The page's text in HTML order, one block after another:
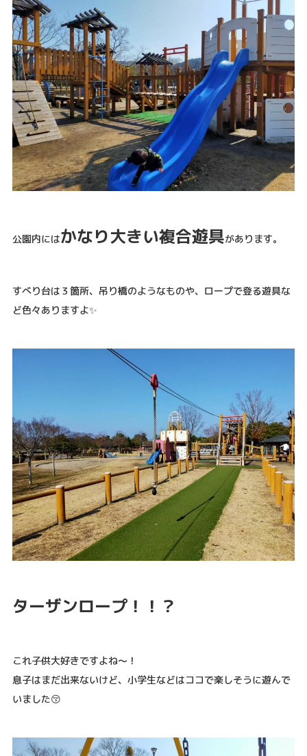
公園内にはかなり大きい複合遊具があります。
すべり台は３箇所、吊り橋のようなものや、ロープで登る遊具な
ど色々ありますよ✨
ターザンロープ！！？
これ子供大好きですよね〜！
息子はまだ出来ないけど、小学生などはココで楽しそうに遊んで
いました😚